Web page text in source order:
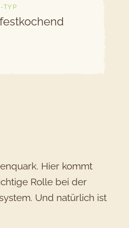
TYP
Hier kommt
Rolle bei der
Und natürlich ist